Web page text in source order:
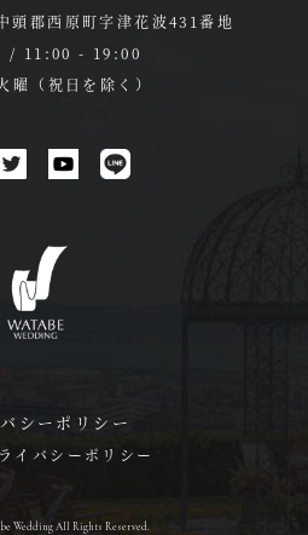
頭郡西原町字津花波431番地
/ 11:00 - 19:00
曜（祝日を除く）
シーポリシー
イバシーポリシー
Wedding All Rights Reserved.